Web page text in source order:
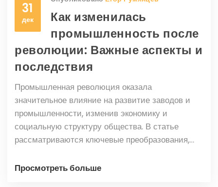
31
дек
Как изменилась
промышленность после
революции: Важные аспекты и
последствия
Промышленная революция оказала
значительное влияние на развитие заводов и
промышленности, изменив экономику и
социальную структуру общества. В статье
рассматриваются ключевые преобразования,
включая технологические достижения и их
Просмотреть больше